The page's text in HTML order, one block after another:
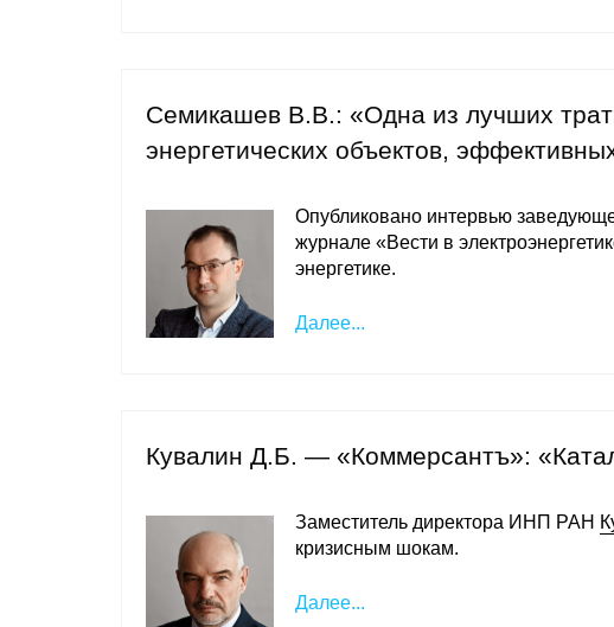
Семикашев В.В.: «Одна из лучших
энергетических объектов,
Опубликовано интервью
журнале «Вести в
энергетике.
Далее...
Кувалин Д.Б. — «Коммерсантъ»:
Заместитель директора ИНП РАН
кризисным шокам.
Далее...